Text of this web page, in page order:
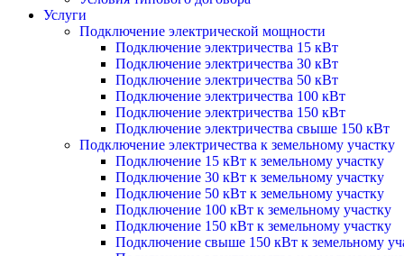
Услуги
Подключение электрической мощности
Подключение электричества 15 кВт
Подключение электричества 30 кВт
Подключение электричества 50 кВт
Подключение электричества 100 кВт
Подключение электричества 150 кВт
Подключение электричества свыше 150 кВт
Подключение электричества к земельному участку
Подключение 15 кВт к земельному участку
Подключение 30 кВт к земельному участку
Подключение 50 кВт к земельному участку
Подключение 100 кВт к земельному участку
Подключение 150 кВт к земельному участку
Подключение свыше 150 кВт к земельному